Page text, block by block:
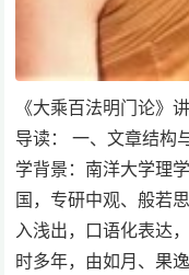
《大乘百法明门论》
导读： 一、文章结构
学背景：南洋大学理
国，专研中观、般若
入浅出，口语化表达
时多年，由如月、果